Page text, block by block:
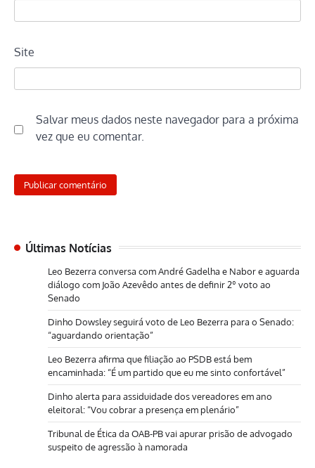
Site
Salvar meus dados neste navegador para a próxima
vez que eu comentar.
Últimas Notícias
Leo Bezerra conversa com André Gadelha e Nabor e aguarda
diálogo com João Azevêdo antes de definir 2º voto ao
Senado
Dinho Dowsley seguirá voto de Leo Bezerra para o Senado:
“aguardando orientação”
Leo Bezerra afirma que filiação ao PSDB está bem
encaminhada: “É um partido que eu me sinto confortável”
Dinho alerta para assiduidade dos vereadores em ano
eleitoral: “Vou cobrar a presença em plenário”
Tribunal de Ética da OAB-PB vai apurar prisão de advogado
suspeito de agressão à namorada